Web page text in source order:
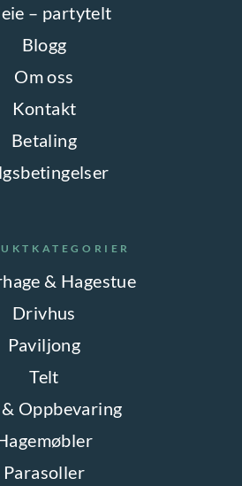
– partytelt
Blogg
Om oss
Kontakt
Betaling
& Hagestue
Drivhus
Paviljong
Telt
Oppbevaring
Parasoller